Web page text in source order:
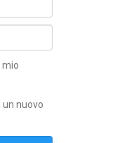
mio
nuovo